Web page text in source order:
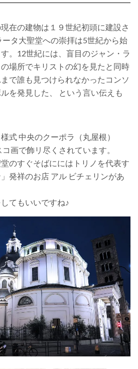
在の建物は１９世紀初頭に建設さ
タ大聖堂への崇拝は5世紀から始
。12世紀には、盲目のジャン・ラ
場所でキリストの幻を見たと同時
で誰も見つけられなかったコンソ
を発見した、 という言い伝えも
式 中央のクーポラ（丸屋根）
画で飾リ尽くされています。
のすぐそばににはトリノを代表す
発祥のお店 アル ビチェリンがあ
てもいいですね♪